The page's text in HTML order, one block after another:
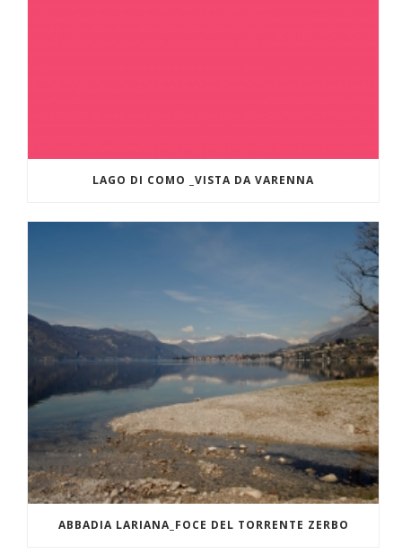
LAGO DI COMO _VISTA DA VARENNA
ABBADIA LARIANA_FOCE DEL TORRENTE ZERBO